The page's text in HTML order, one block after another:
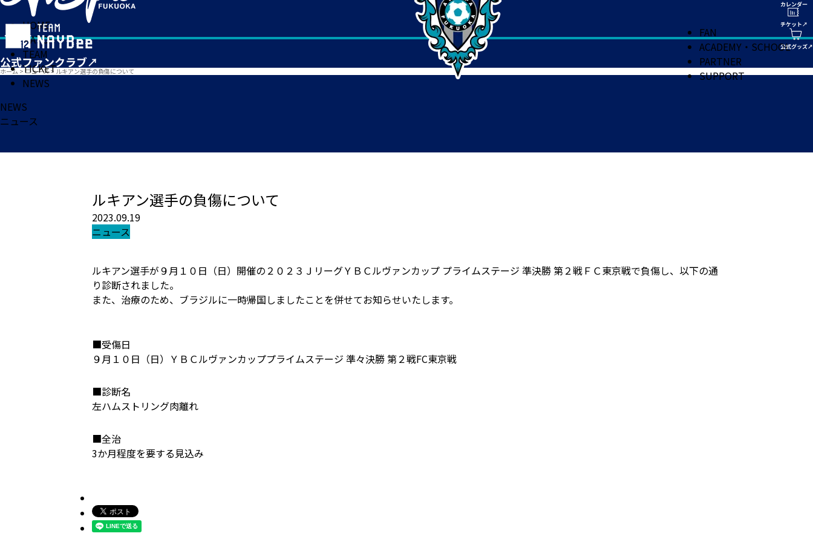
HOME
MATCH
TEAM
TICKET
NEWS
FAN
ACADEMY・SCHOOL
PARTNER
SUPPORT
ホーム > ニュース> ルキアン選手の負傷について
NEWS
ニュース
ルキアン選手の負傷について
2023.09.19
ニュース
ルキアン選手が９月１０日（日）開催の２０２３ＪリーグＹＢＣルヴァンカップ プライムステージ 準決勝 第２戦ＦＣ東京戦で負傷し、以下の通
り診断されました。
また、治療のため、ブラジルに一時帰国しましたことを併せてお知らせいたします。
■受傷日
９月１０日（日）ＹＢＣルヴァンカッププライムステージ 準々決勝 第２戦FC東京戦
■診断名
左ハムストリング肉離れ
■全治
3か月程度を要する見込み